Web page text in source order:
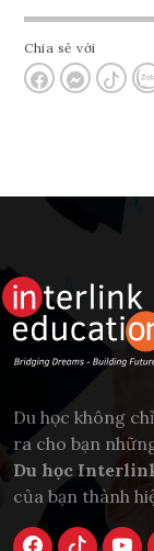
Chia sẻ với
Du học không
ra cho bạn
Du học
của bạn thành